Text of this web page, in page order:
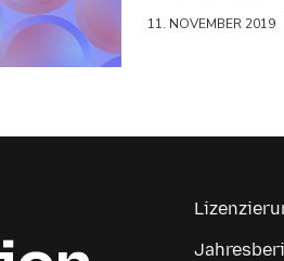
11. NOVEMBER 2019